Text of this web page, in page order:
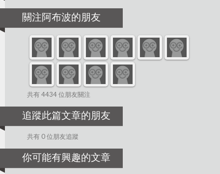
關注阿布波的朋友
共有 4434 位朋友關注
追蹤此篇文章的朋友
共有 0 位朋友追蹤
你可能有興趣的文章